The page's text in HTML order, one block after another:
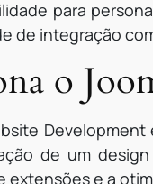
para
de integração
o
de um
e a